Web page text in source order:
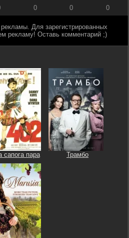
0 0 0
Для зарегистрированных
рекламу! Оставь комментарий ;)
сапога пара Трамбо